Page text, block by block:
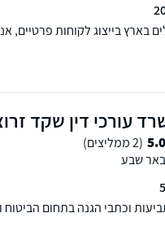
בארץ בייצוג לקוחות פרטיים,
תיקים גם בטלפון.
עורכי דין שקד
5.0 (2 ממליצים)
באר שבע
וכתבי הגנה בתחום הביטוח